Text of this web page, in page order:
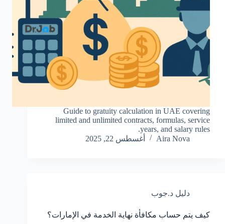
Guide to gratuity calculation in UAE covering
limited and unlimited contracts, formulas, service
years, and salary rules.
Aira Nova
أغسطس 22, 2025
دليل د.جوب
كيف يتم حساب مكافأة نهاية الخدمة في الإمارات؟